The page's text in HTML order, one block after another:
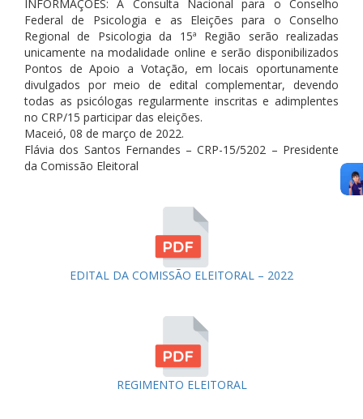
INFORMAÇÕES: A Consulta Nacional para o Conselho
Federal de Psicologia e as Eleições para o Conselho
Regional de Psicologia da 15ª Região serão realizadas
unicamente na modalidade online e serão disponibilizados
Pontos de Apoio a Votação, em locais oportunamente
divulgados por meio de edital complementar, devendo
todas as psicólogas regularmente inscritas e adimplentes
no CRP/15 participar das eleições.
Maceió, 08 de março de 2022.
Flávia dos Santos Fernandes – CRP-15/5202 – Presidente
da Comissão Eleitoral
EDITAL DA COMISSÃO ELEITORAL – 2022
REGIMENTO ELEITORAL